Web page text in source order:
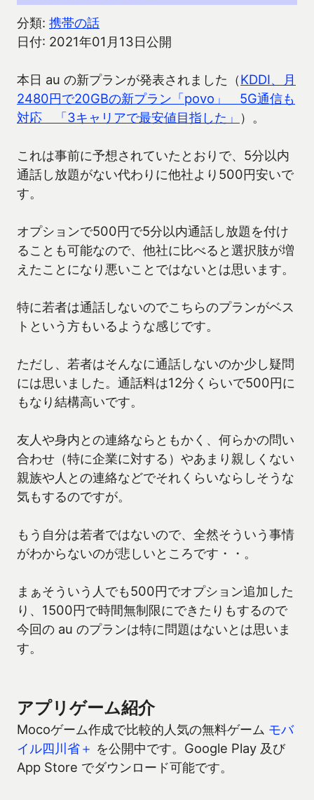
分類: 携帯の話
日付: 2021年01月13日公開
本日 au の新プランが発表されました（KDDI、月
2480円で20GBの新プラン「povo」 5G通信も
対応 「3キャリアで最安値目指した」 ）。
これは事前に予想されていたとおりで、5分以内
通話し放題がない代わりに他社より500円安いで
す。
オプションで500円で5分以内通話し放題を付け
ることも可能なので、他社に比べると選択肢が増
えたことになり悪いことではないとは思います。
特に若者は通話しないのでこちらのプランがベス
トという方もいるような感じです。
ただし、若者はそんなに通話しないのか少し疑問
には思いました。通話料は12分くらいで500円に
もなり結構高いです。
友人や身内との連絡ならともかく、何らかの問い
合わせ（特に企業に対する）やあまり親しくない
親族や人との連絡などでそれくらいならしそうな
気もするのですが。
もう自分は若者ではないので、全然そういう事情
がわからないのが悲しいところです・・。
まぁそういう人でも500円でオプション追加した
り、1500円で時間無制限にできたりもするので
今回の au のプランは特に問題はないとは思いま
す。
アプリゲーム紹介
Mocoゲーム作成で比較的人気の無料ゲーム モバ
イル四川省＋ を公開中です。Google Play 及び
App Store でダウンロード可能です。